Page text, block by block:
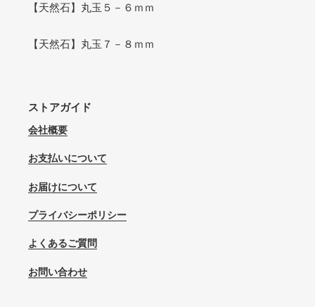
【天然石】丸玉５－６ｍｍ
【天然石】丸玉７－８ｍｍ
ストアガイド
会社概要
お支払いについて
お届けについて
プライバシーポリシー
よくあるご質問
お問い合わせ